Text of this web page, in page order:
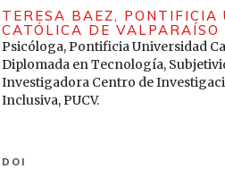
Winkler, María Inés & Reyes, María
Mujeres en la Psicología Chilena:
Hoffmann, Héliettè Saint Jean y
(Santiago), 24(1), 1-11.https://
TERESA BAEZ, PONTIFICIA
CATÓLICA DE VALPARAÍSO
Psicóloga, Pontificia Universidad
Diplomada en Tecnología,
Investigadora Centro de
Inclusiva, PUCV.
DOI